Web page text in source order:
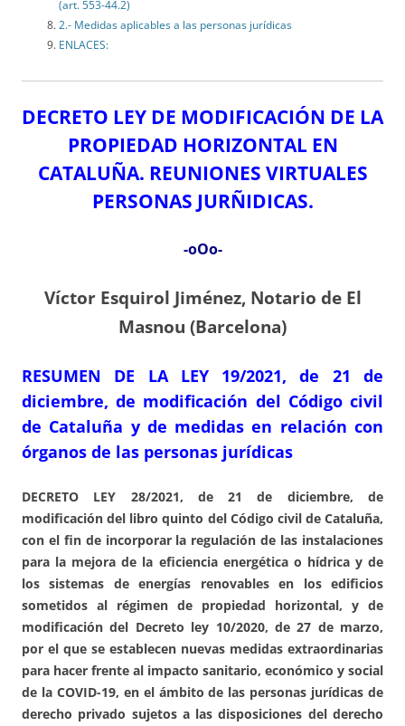
(art. 553-44.2)
2.- Medidas aplicables a las personas jurídicas
ENLACES:
DECRETO LEY DE MODIFICACIÓN DE LA
PROPIEDAD HORIZONTAL EN
CATALUÑA. REUNIONES VIRTUALES
PERSONAS JURÑIDICAS.
-oOo-
Víctor Esquirol Jiménez, Notario de El
Masnou (Barcelona)
RESUMEN DE LA LEY 19/2021, de 21 de
diciembre, de modificación del Código civil
de Cataluña y de medidas en relación con
órganos de las personas jurídicas
DECRETO LEY 28/2021, de 21 de diciembre, de
modificación del libro quinto del Código civil de Cataluña,
con el fin de incorporar la regulación de las instalaciones
para la mejora de la eficiencia energética o hídrica y de
los sistemas de energías renovables en los edificios
sometidos al régimen de propiedad horizontal, y de
modificación del Decreto ley 10/2020, de 27 de marzo,
por el que se establecen nuevas medidas extraordinarias
para hacer frente al impacto sanitario, económico y social
de la COVID-19, en el ámbito de las personas jurídicas de
derecho privado sujetos a las disposiciones del derecho